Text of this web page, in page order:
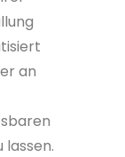
an
lassen.